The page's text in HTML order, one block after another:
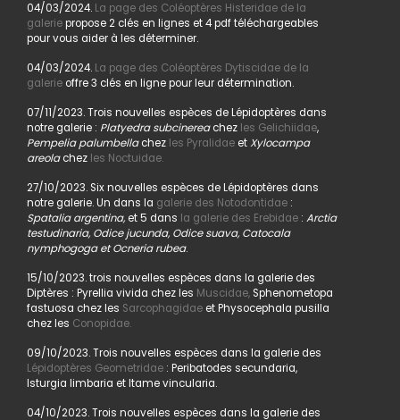
04/03/2024. La page des Coléoptères Histeridae de la
galeriepropose 2 clés en lignes et 4 pdf téléchargeables
pour vous aider à les déterminer.
04/03/2024. La page des Coléoptères Dytiscidae de la
galerieoffre 3 clés en ligne pour leur détermination.
07/11/2023. Trois nouvelles espèces de Lépidoptères dans
notre galerie : Platyedra subcinereachez les Gelichiidae,
Pempelia palumbellachez les PyralidaeetXylocampa
areolachez les Noctuidae.
27/10/2023. Six nouvelles espèces de Lépidoptères dans
notre galerie. Un dans la galerie des Notodontidae:
Spatalia argentina, et 5 dans la galerie des Erebidae: Arctia
testudinaria, Odice jucunda, Odice suava, Catocala
nymphogoga et Ocneria rubea.
15/10/2023. trois nouvelles espèces dans la galerie des
Diptères : Pyrellia vivida chez les Muscidae,Sphenometopa
fastuosa chez les Sarcophagidaeet Physocephala pusilla
chez les Conopidae.
09/10/2023. Trois nouvelles espèces dans la galerie des
Lépidoptères Geometridae: Peribatodes secundaria,
Isturgia limbaria et Itame vincularia.
04/10/2023. Trois nouvelles espèces dans la galerie des